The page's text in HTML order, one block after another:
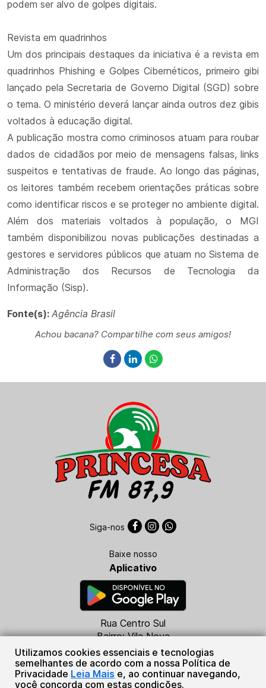
podem ser alvo de golpes digitais.
Revista em quadrinhos
Um dos principais destaques da iniciativa é a revista em
quadrinhos Phishing e Golpes Cibernéticos, primeiro gibi
lançado pela Secretaria de Governo Digital (SGD) sobre
o tema. O ministério deverá lançar ainda outros dez gibis
voltados à educação digital.
A publicação mostra como criminosos atuam para roubar
dados de cidadãos por meio de mensagens falsas, links
suspeitos e tentativas de fraude. Ao longo das páginas,
os leitores também recebem orientações práticas sobre
como identificar riscos e se proteger no ambiente digital.
Além dos materiais voltados à população, o MGI
também disponibilizou novas publicações destinadas a
gestores e servidores públicos que atuam no Sistema de
Administração dos Recursos de Tecnologia da
Informação (Sisp).
Fonte(s): Agência Brasil
Achou bacana? Compartilhe com seus amigos!
Utilizamos cookies essenciais e tecnologias
semelhantes de acordo com a nossa Política de
Privacidade Leia Mais e, ao continuar navegando,
você concorda com estas condições.
Rua Centro Sul
Bairro: Vila Nova
CEP: 78340-000
Juruena - MT
(66) 3553-1034
Siga-nos
Baixe nosso
Aplicativo